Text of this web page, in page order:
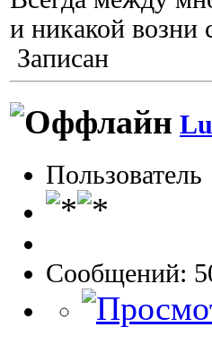
и никакой возни
Записан
Пользователь
Сообщений: